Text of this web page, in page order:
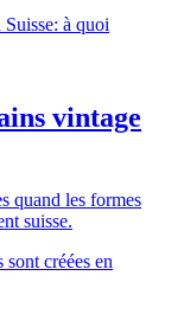
vintage
quand les formes
suisse.